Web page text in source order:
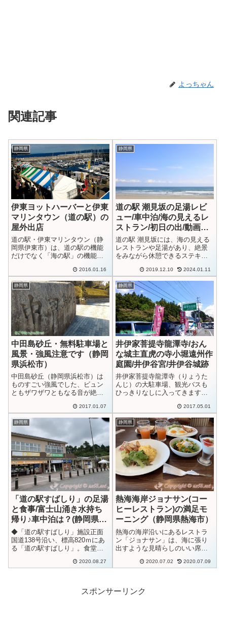
よっちゃん
関連記事
静岡県
伊東ヨットハーバーと伊東
マリンタウン（道の駅）の
屋外出店
道の駅・伊東マリンタウン（静
岡県伊東市）は、道の駅の機能
だけでなく「海の駅」の機能も
スペースです。写真は海の玄関
としてのヨットハーバーと飲食
店の出店、休日だったので大勢
のお客さんで賑わっていまし
た。道の駅には広大...
2016.01.16
静岡県
道の駅 潮見坂の足湯レビ
ュー/車中泊/海の見えるレ
ストラン/初日の出/動画あ
り
道の駅 潮見坂には、海の見える
レストランや足湯があり、絶景
をみながら休憩できるステキな
初日の出をに訪れる人の多い人
気のスポット。(静岡湖西市)動画
あり
2019.12.10 2024.01.11
静岡県
中田島砂丘・無料駐車場と
風景・強風注意です（静岡
県浜松市）
中田島砂丘（静岡県浜松市）は
ものすごい強風でした、ビュン
ともザワザワともなる音が絶え
はお正月ということもあって、
いくつもの凧が勢いよく空を泳
いでいます。風が強いのはいつ
ものことでしょう。付近には風
力発電の巨大な風...
2017.01.07
静岡県
井伊家菩提寺龍潭寺/おん
な城主直虎の寺小堀遠州作
庭園/井伊谷宮/井伊谷城跡
井伊家菩提寺龍潭寺（りょうた
んじ）の大駐車場、観光バスも
ひっきりなしに入ってきます。
の庭は小堀遠州作の素晴らしい
い庭園で有名です。大河ドラマ
「おんな城主直虎」ののぼりが
いたるところにたっていて、賑
わっています。付...
2017.05.01
静岡県
「道の駅すばしり」の足湯
と食事/富士山涌き水持ち
帰り♪車中泊は？(静岡県小
山町)【動画あり】
◆「道の駅すばしり」施設正面
国道138号沿い、標高820ｍにあ
る「道の駅すばしり」。食堂の
られ、足湯からも富士山を見な
恵み満載の道の駅がここです。
2020.08.27
静岡県
熱海海岸ジョナサン(コー
ヒーレストラン)の満足モ
ーニング（静岡県熱海市）
熱海の海岸沿いにあるレストラ
ン「ジョナサン」は、海に張り
出すような見晴らしのいい席が
ましたが内容にとても満足で
のあたりのお店では一番目につ
くお店。◆ジョナサ...
2020.07.02 2020.07.09
スポンサーリンク